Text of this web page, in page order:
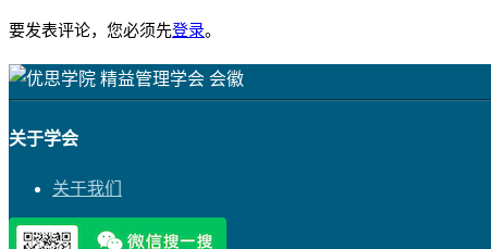
要发表评论，您必须先登录。
关于学会
关于我们